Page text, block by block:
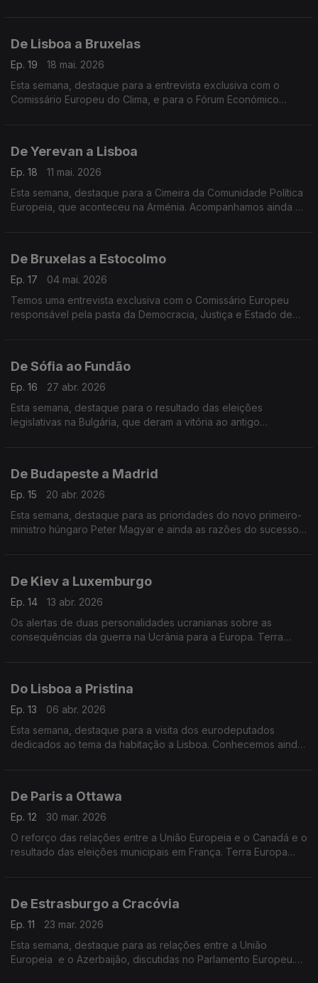
De Lisboa a Bruxelas
Ep. 19
18 mai. 2026
Esta semana, destaque para a entrevista exclusiva com o
Comissário Europeu do Clima, e para o Fórum Económico
De Yerevan a Lisboa
Ep. 18
11 mai. 2026
Esta semana, destaque para a Cimeira da Comunidade Política
Europeia, que aconteceu na Arménia. Acompanhamos ainda as
De Bruxelas a Estocolmo
Ep. 17
04 mai. 2026
Temos uma entrevista exclusiva com o Comissário Europeu
responsável pela pasta da Democracia, Justiça e Estado de
De Sófia ao Fundão
Ep. 16
27 abr. 2026
Esta semana, destaque para o resultado das eleições
legislativas na Bulgária, que deram a vitória ao antigo
De Budapeste a Madrid
Ep. 15
20 abr. 2026
Esta semana, destaque para as prioridades do novo primeiro-
ministro húngaro Peter Magyar e ainda as razões do sucesso
De Kiev a Luxemburgo
Ep. 14
13 abr. 2026
Os alertas de duas personalidades ucranianas sobre as
consequências da guerra na Ucrânia para a Europa. Terra
Do Lisboa a Pristina
Ep. 13
06 abr. 2026
Esta semana, destaque para a visita dos eurodeputados
dedicados ao tema da habitação a Lisboa. Conhecemos ainda
De Paris a Ottawa
Ep. 12
30 mar. 2026
O reforço das relações entre a União Europeia e o Canadá e o
resultado das eleições municipais em França. Terra Europa
De Estrasburgo a Cracóvia
Ep. 11
23 mar. 2026
Esta semana, destaque para as relações entre a União
Europeia e o Azerbaijão, discutidas no Parlamento Europeu.